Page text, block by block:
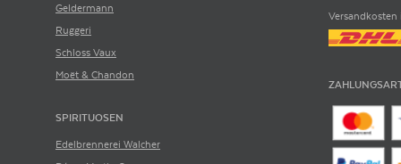
Geldermann
Ruggeri
Schloss Vaux
Moët & Chandon
SPIRITUOSEN
Edelbrennerei Walcher